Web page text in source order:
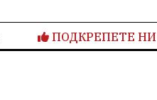
ПОДКРЕПЕТЕ НИ